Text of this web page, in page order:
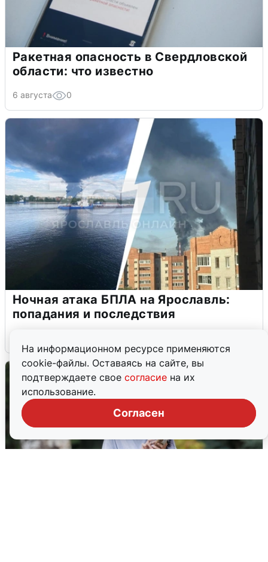
На информационном ресурсе применяются
cookie-файлы. Оставаясь на сайте, вы
подтверждаете свое согласие на их
использование.
Согласен
Ракетная опасность в Свердловской
области: что известно
6 августа 0
Ночная атака БПЛА на Ярославль:
попадания и последствия